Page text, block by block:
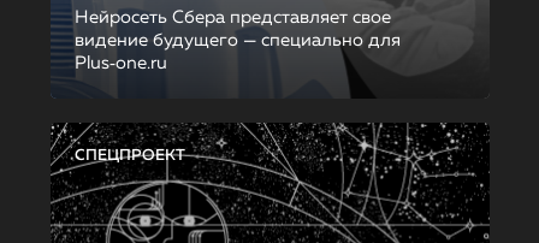
Нейросеть Сбера представляет свое
видение будущего — специально для
Plus‑one.ru
СПЕЦПРОЕКТ